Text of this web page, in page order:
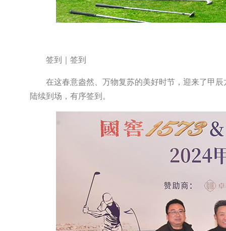
签到｜签到
在这春意盎然、万物复苏的美好时节，迎来了甲
陆续到场，有序签到。